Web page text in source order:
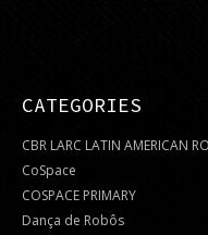
CATEGORIES
CBR LARC LATIN AMERICAN
CoSpace
COSPACE PRIMARY
Dança de Robôs